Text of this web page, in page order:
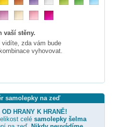
vaší stěny.
vidíte, zda vám bude
vyhovovat.
samolepky na zeď
OD HRANY K HRANĚ!
celé samolepky šelma